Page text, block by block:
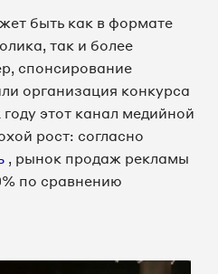
быть как в формате
так и более
спонсирование
организация конкурса
этот канал медийной
рост: согласно
, рынок продаж рекламы
по сравнению